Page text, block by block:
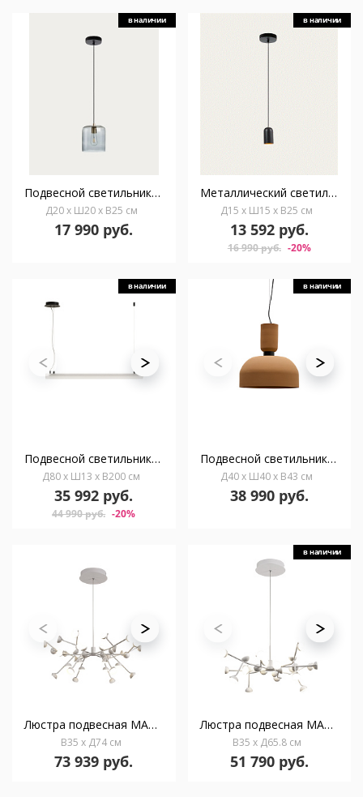
в наличии
Подвесной светильник Sweet серый
Д20 x Ш20 x В25 см
17 990 руб.
в наличии
Металлический светильник Eulogia окрашенный в черный цвет
Д15 x Ш15 x В25 см
13 592 руб.
16 990 руб. -20%
в наличии
Подвесной светильник Vauxall из металла и матового стекла
Д80 x Ш13 x В200 см
35 992 руб.
44 990 руб. -20%
в наличии
Подвесной светильник Nibla из металла с терракотовым эффектом Ø40см
Д40 x Ш40 x В43 см
38 990 руб.
Люстра подвесная MANTRA ADN 6260
В35 x Д74 см
73 939 руб.
в наличии
Люстра подвесная MANTRA ADN 6261
В35 x Д65.8 см
51 790 руб.